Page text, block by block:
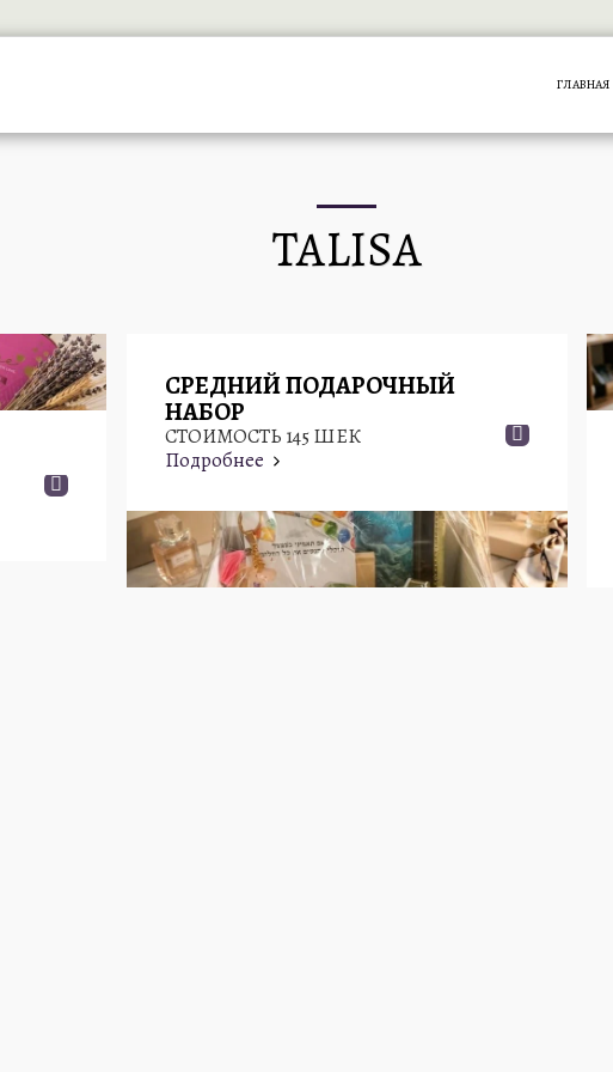
ГЛАВНАЯ
TALISA
СРЕДНИЙ ПОДАРОЧНЫЙ
НАБОР
СТОИМОСТЬ 145 ШЕК
Подробнее